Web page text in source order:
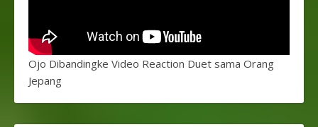
Ojo Dibandingke Video Reaction Duet sama Orang
Jepang